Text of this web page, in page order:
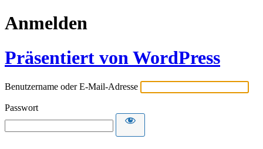
Anmelden
Präsentiert von WordPress
Benutzername oder E-Mail-Adresse
Passwort